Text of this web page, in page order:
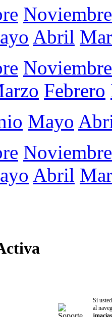
Noviembre
Abril
Noviembre
Febrero
Mayo
Noviembre
Abril
Si
al